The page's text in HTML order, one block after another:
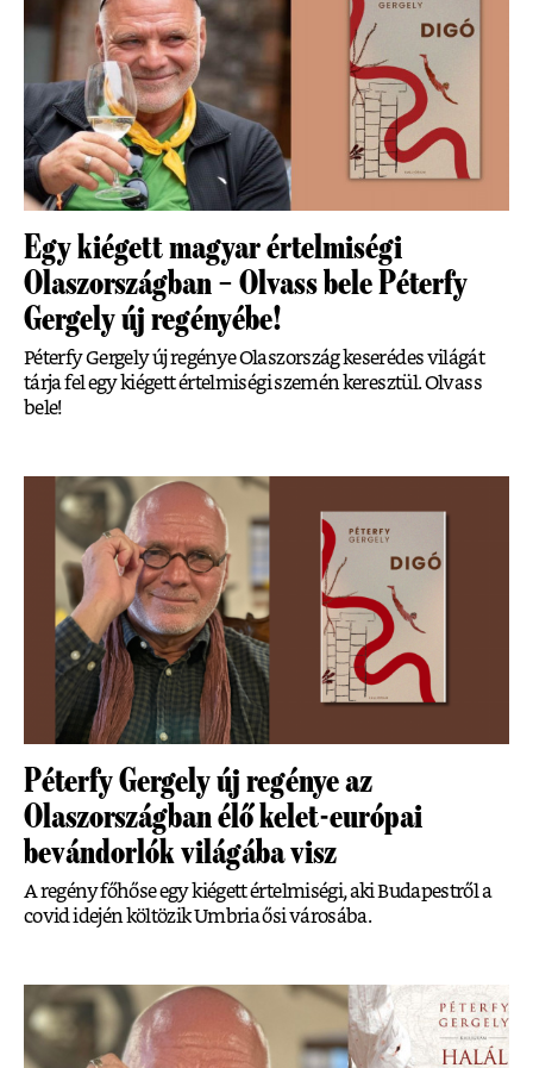
Egy kiégett magyar értelmiségi
Olaszországban – Olvass bele Péterfy
Gergely új regényébe!
Péterfy Gergely új regénye Olaszország keserédes világát
tárja fel egy kiégett értelmiségi szemén keresztül. Olvass
bele!
Péterfy Gergely új regénye az
Olaszországban élő kelet-európai
bevándorlók világába visz
A regény főhőse egy kiégett értelmiségi, aki Budapestről a
covid idején költözik Umbria ősi városába.